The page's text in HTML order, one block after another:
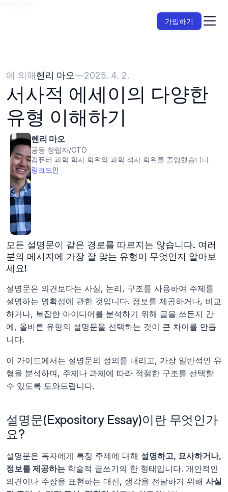
가입하기
에 의해헨리 마오—2025. 4. 2.
서사적 에세이의 다양한
유형 이해하기
헨리 마오
공동 창립자/CTO
컴퓨터 과학 학사 학위와 과학 석사 학위를 졸업했습니다.
링크드인
모든 설명문이 같은 경로를 따르지는 않습니다. 여러
분의 메시지에 가장 잘 맞는 유형이 무엇인지 알아보
세요!
설명문은 의견보다는 사실, 논리, 구조를 사용하여 주제를
설명하는 명확성에 관한 것입니다. 정보를 제공하거나, 비교
하거나, 복잡한 아이디어를 분석하기 위해 글을 쓰든지 간
에, 올바른 유형의 설명문을 선택하는 것이 큰 차이를 만듭
니다.
이 가이드에서는 설명문의 정의를 내리고, 가장 일반적인 유
형을 분석하며, 주제나 과제에 따라 적절한 구조를 선택할
수 있도록 도와드립니다.
설명문(Expository Essay)이란 무엇인가
요?
설명문은 독자에게 특정 주제에 대해 설명하고, 묘사하거나,
정보를 제공하는 학술적 글쓰기의 한 형태입니다. 개인적인
의견이나 주장을 표현하는 대신, 생각을 전달하기 위해 사실